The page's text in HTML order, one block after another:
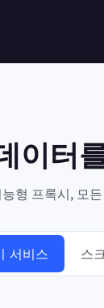
이터
형 프록시, 모
서비스 스